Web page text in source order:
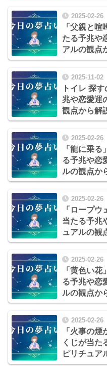
2025-02-26
「父親と
たる予兆や
アルの観点
2025-11-02
トイレ 探
兆や恋愛運
観点から解
2025-02-26
「龍に乗
る予兆や恋
ルの観点か
2025-02-26
「ロープ
当たる予兆
ュアルの観
2025-02-26
「黄色い
る予兆や恋
ルの観点か
2025-02-26
「火事の
くじが当た
ピリチュア